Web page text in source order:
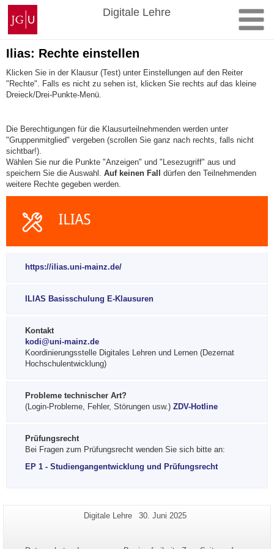
Zum
Inhalt
springen
Johannes
Gutenberg-
Universität
Mainz
Digitale Lehre
Ilias: Rechte einstellen
Klicken Sie in der Klausur (Test) unter Einstellungen auf den Reiter
"Rechte". Falls es nicht zu sehen ist, klicken Sie rechts auf das kleine
Dreieck/Drei-Punkte-Menü.
Die Berechtigungen für die Klausurteilnehmenden werden unter
"Gruppenmitglied" vergeben (scrollen Sie ganz nach rechts, falls nicht
sichtbar!).
Wählen Sie nur die Punkte "Anzeigen" und "Lesezugriff" aus und
speichern Sie die Auswahl. Auf keinen Fall dürfen den Teilnehmenden
weitere Rechte gegeben werden.
https://ilias.uni-mainz.de/
ILIAS Basisschulung E-Klausuren
Kontakt
kodi@uni-mainz.de
Koordinierungsstelle Digitales Lehren und Lernen (Dezernat
Hochschulentwicklung)
Probleme technischer Art?
(Login-Probleme, Fehler, Störungen usw.) ZDV-Hotline
Prüfungsrecht
Bei Fragen zum Prüfungsrecht wenden Sie sich bitte an:
EP 1 - Studiengangentwicklung und Prüfungsrecht
Zusätzliche
Seiten-
Digitale Lehre
Letzte
30. Juni 2025